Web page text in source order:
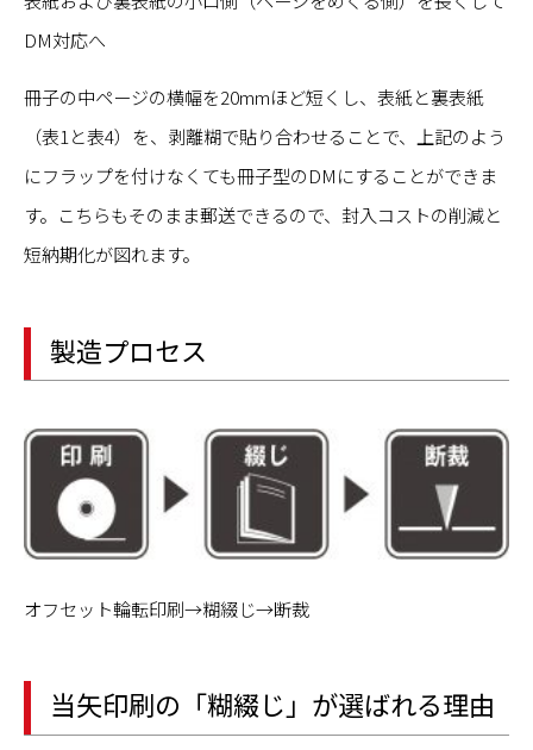
DM対応へ
冊子の中ページの横幅を20mmほど短くし、表紙と裏表紙
（表1と表4）を、剥離糊で貼り合わせることで、上記のよう
にフラップを付けなくても冊子型のDMにすることができま
す。こちらもそのまま郵送できるので、封入コストの削減と
短納期化が図れます。
製造プロセス
オフセット輪転印刷→糊綴じ→断裁
当矢印刷の「糊綴じ」が選ばれる理由